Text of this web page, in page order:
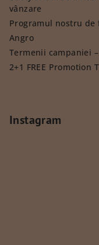
vânzare
Programul nostru de
Angro
Termenii campaniei
2+1 FREE Promotion
Instagram